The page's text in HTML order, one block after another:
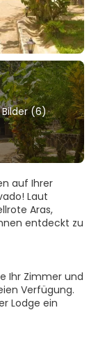
(6)
auf Ihrer
Laut
Aras,
entdeckt zu
Ihr Zimmer und
Verfügung.
Lodge ein